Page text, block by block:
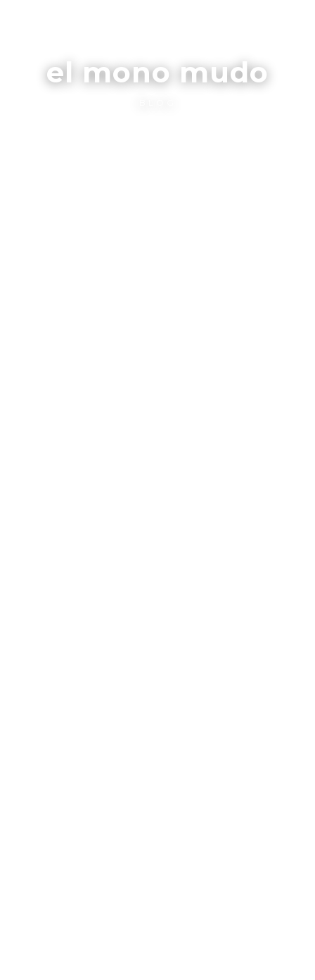
el mono mudo